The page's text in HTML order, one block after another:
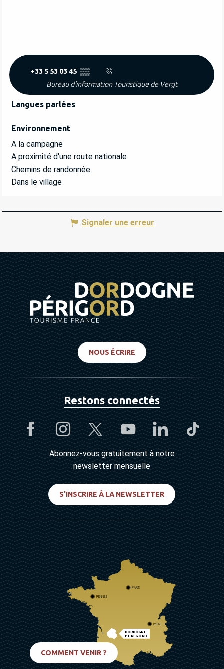
+33 5 53 03 45 ▒▒
Bureau d'information Touristique de Vergt
Langues parlées
Langues parlées
Environnement
Environnement
A la campagne
A proximité d'une route nationale
Chemins de randonnée
Dans le village
Signaler une erreur
NOUS ÉCRIRE
Restons connectés
Abonnez-vous gratuitement à notre
newsletter mensuelle
S'INSCRIRE À LA NEWSLETTER
DORDOGNE
PÉRIGORD
PARIS
RENNES
LYON
COMMENT VENIR ?